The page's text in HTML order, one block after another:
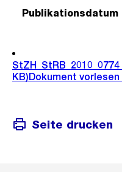
Publikationsdatum
StZH_StRB_2010_0774
KB)Dokument vorlesen
Seite drucken